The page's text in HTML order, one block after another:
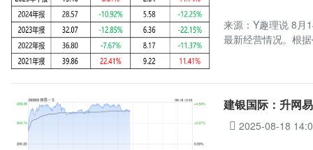
来源：Y趣理说 8月
最新经营情况。根
建银国际：升网
2025-08-18